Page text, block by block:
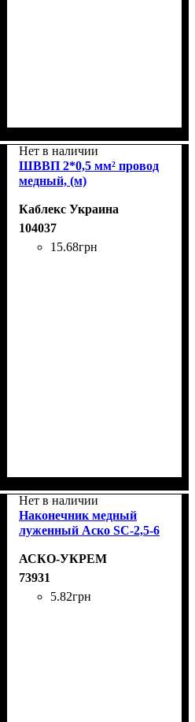
Нет в наличии
ШВВП 2*0,5 мм² провод
медный, (м)
Каблекс Украина
104037
15.68грн
Нет в наличии
Наконечник медный
луженный Аско SC-2,5-6
АСКО-УКРЕМ
73931
5.82грн